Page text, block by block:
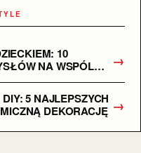
10
NA WSPÓLNĄ
→
5 NAJLEPSZYCH
DEKORACJĘ →